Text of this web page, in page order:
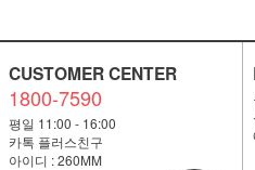
CUSTOMER CENTER
1800-7590
평일 11:00 - 16:00
카톡 플러스친구
아이디 : 260MM